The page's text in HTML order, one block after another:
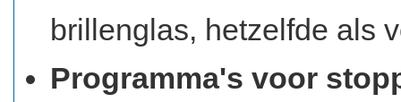
brillenglas, hetzelfde als
Programma's voor